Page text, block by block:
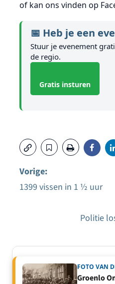
of kan ons vinden op
📅 Heb je een
Stuur je evenement
de regio.
Gratis insturen
Vorige:
1399 vissen in 1 ½ uur
Politie
FOTO VAN
Groenlo